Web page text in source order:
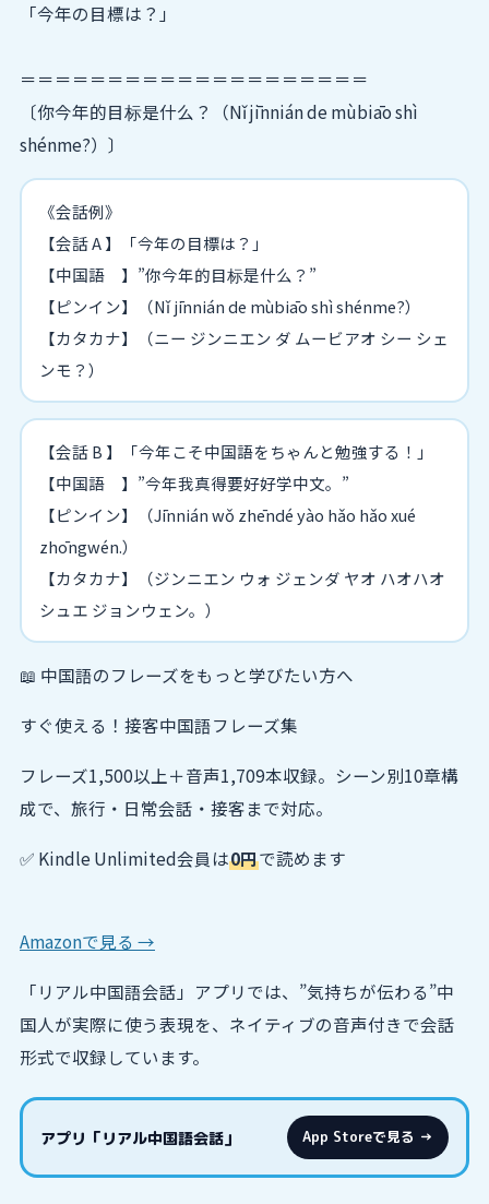
「今年の目標は？」
＝＝＝＝＝＝＝＝＝＝＝＝＝＝＝＝＝＝＝＝
〔你今年的目标是什么？（Nǐ jīnnián de mùbiāo shì
shénme?）〕
《会話例》
【会話 A 】「今年の目標は？」
【中国語 】”你今年的目标是什么？”
【ピンイン】（Nǐ jīnnián de mùbiāo shì shénme?）
【カタカナ】（ニー ジンニエン ダ ムービアオ シー シェ
ンモ？）
【会話 B 】「今年こそ中国語をちゃんと勉強する！」
【中国語 】”今年我真得要好好学中文。”
【ピンイン】（Jīnnián wǒ zhēndé yào hǎo hǎo xué
zhōngwén.）
【カタカナ】（ジンニエン ウォ ジェンダ ヤオ ハオハオ
シュエ ジョンウェン。）
📖 中国語のフレーズをもっと学びたい方へ
すぐ使える！接客中国語フレーズ集
フレーズ1,500以上＋音声1,709本収録。シーン別10章構
成で、旅行・日常会話・接客まで対応。
✅ Kindle Unlimited会員は0円で読めます
Amazonで見る →
「リアル中国語会話」アプリでは、”気持ちが伝わる”中
国人が実際に使う表現を、ネイティブの音声付きで会話
形式で収録しています。
アプリ「リアル中国語会話」 App Storeで見る →